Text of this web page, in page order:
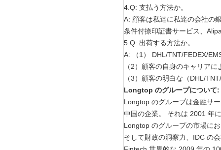
4.Q: 支払う方法か。
A: 顧客は私達に私達の会社の
条件付捺印証書サービス、
5.Q: 出荷する方法か。
A: （1） DHL/TNT/FEDEX/
（2）顧客の自身のキャリアに
（3）顧客の明白な（DHL/
Longtop のグループについて:
Longtop のグループは金融サ
中国の企業。 それは 2001 年
Longtop のグループの市場に
そして財政の洞察力、IDC の